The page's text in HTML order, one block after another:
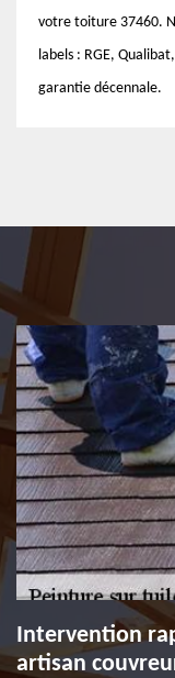
votre toiture 37460.
labels : RGE,
garantie décennale.
Intervention
artisan